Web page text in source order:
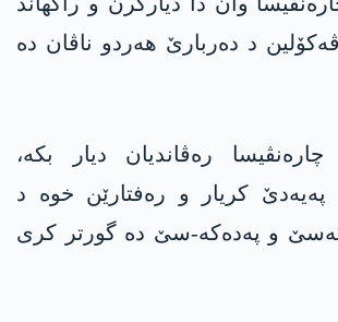
د دەربارێ هەردو ناڤان دە
رەڤاندیان دیار بکە،
په‌یه‌دێ کریار و رەفتارێن خوە د
و په‌ده‌كه‌-سێ دە گورتر کری